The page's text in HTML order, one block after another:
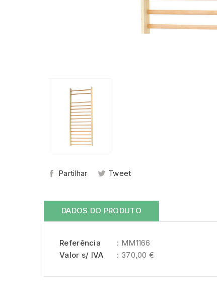
Partilhar Tweet
DADOS DO PRODUTO
Referência
: MM1166
Valor s/ IVA
: 370,00 €